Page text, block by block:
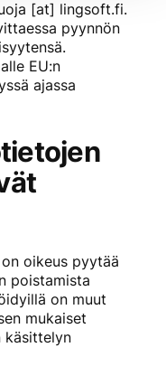
[at] lingsoft.fi.
pyynnön
EU:n
ajassa
oikeus pyytää
poistamista
on muut
mukaiset
käsittelyn